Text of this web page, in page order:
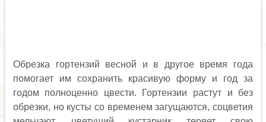
Обрезка гортензий весной и в другое время года
помогает им сохранить красивую форму и год за
годом полноценно цвести. Гортензии растут и без
обрезки, но кусты со временем загущаются, соцветия